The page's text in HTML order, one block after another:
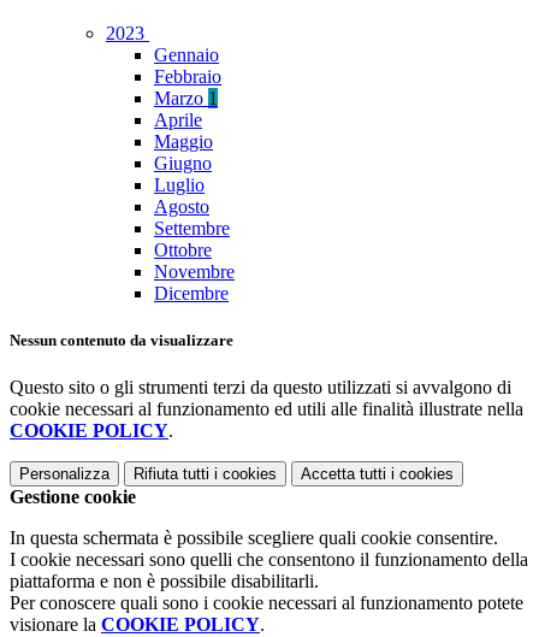
2023
Gennaio
Febbraio
Marzo 1
Aprile
Maggio
Giugno
Luglio
Agosto
Settembre
Ottobre
Novembre
Dicembre
Nessun contenuto da visualizzare
Questo sito o gli strumenti terzi da questo utilizzati si avvalgono di
cookie necessari al funzionamento ed utili alle finalità illustrate nella
COOKIE POLICY.
Personalizza Rifiuta tutti i cookies Accetta tutti i cookies
Gestione cookie
In questa schermata è possibile scegliere quali cookie consentire.
I cookie necessari sono quelli che consentono il funzionamento della
piattaforma e non è possibile disabilitarli.
Per conoscere quali sono i cookie necessari al funzionamento potete
visionare la COOKIE POLICY.